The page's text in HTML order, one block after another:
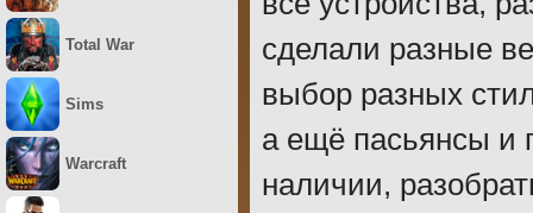
сделали разные
выбор разных
а ещё пасьянсы и
наличии,
Total War
Sims
Warcraft